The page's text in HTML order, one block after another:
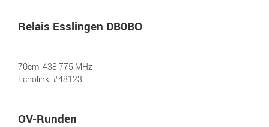
Relais Esslingen DB0BO
70cm: 438.775 MHz
Echolink: #48123
OV-Runden